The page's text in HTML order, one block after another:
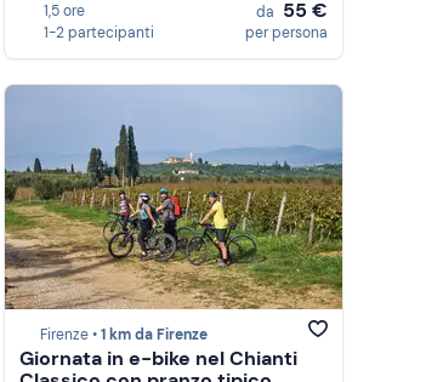
1,5 ore
1-2 partecipanti
da 55 €
per persona
Firenze •1 km da Firenze
Giornata in e-bike nel Chianti